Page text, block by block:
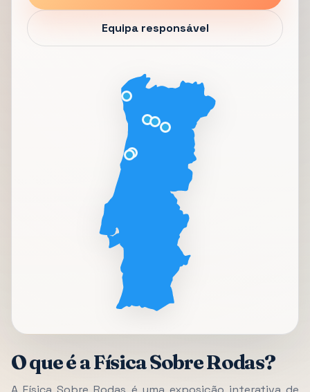
Equipa responsável
O que é a Física Sobre Rodas?